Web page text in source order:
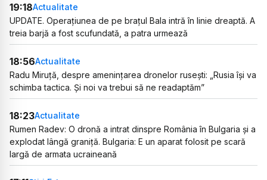
19:18Actualitate
UPDATE. Operațiunea de pe brațul Bala intră în linie dreaptă. A
treia barjă a fost scufundată, a patra urmează
18:56Actualitate
Radu Miruță, despre amenințarea dronelor rusești: „Rusia își va
schimba tactica. Și noi va trebui să ne readaptăm”
18:23Actualitate
Rumen Radev: O dronă a intrat dinspre România în Bulgaria și a
explodat lângă graniță. Bulgaria: E un aparat folosit pe scară
largă de armata ucraineană